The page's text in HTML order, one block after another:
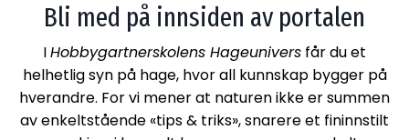
Bli med på innsiden av portalen
IHobbygartnerskolens Hageunivers får du et
helhetlig syn på hage, hvor all kunnskap bygger på
hverandre. For vi mener at naturen ikke er summen
av enkeltstående «tips & triks», snarere et fininnstilt